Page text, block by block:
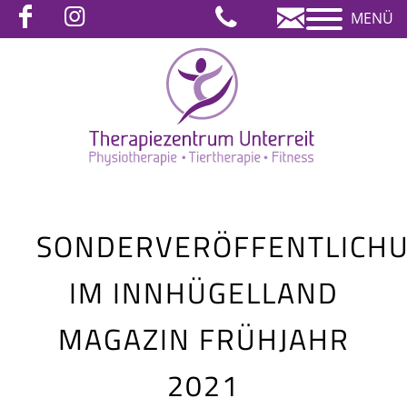
MENÜ
IM INNHÜGELLAND
MAGAZIN FRÜHJAHR
2021